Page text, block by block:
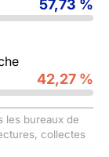
57,73 %
42,27 %
les bureaux de
collectes